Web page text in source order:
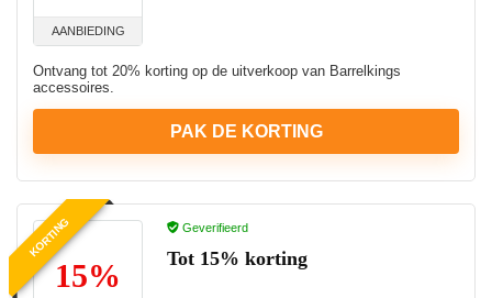
AANBIEDING
Ontvang tot 20% korting op de uitverkoop van Barrelkings
accessoires.
PAK DE KORTING
KORTING
15%
Geverifieerd
Tot 15% korting